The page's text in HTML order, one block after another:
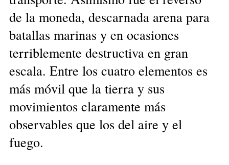
de la moneda, descarnada arena para
batallas marinas y en ocasiones
terriblemente destructiva en gran
escala. Entre los cuatro elementos es
más móvil que la tierra y sus
movimientos claramente más
observables que los del aire y el
fuego.